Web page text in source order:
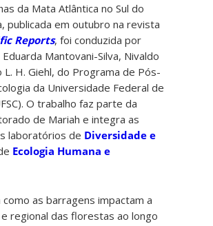
da Mata Atlântica no Sul do
publicada em outubro na revista
Reports, foi conduzida por
Mantovani-Silva, Nivaldo
L. H. Giehl, do Programa de Pós-
da Universidade Federal de
O trabalho faz parte da
de Mariah e integra as
laboratórios de Diversidade e
Ecologia Humana e
as barragens impactam a
regional das florestas ao longo